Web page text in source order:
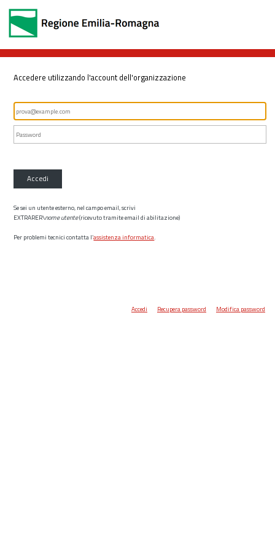
Accedere utilizzando l'account dell'organizzazione
Accedi
Se sei un utente esterno, nel campo email, scrivi
EXTRARER\nome utente(ricevuto tramite email di abilitazione)
Per problemi tecnici contatta l’assistenza informatica.
Accedi Recupera password Modifica password